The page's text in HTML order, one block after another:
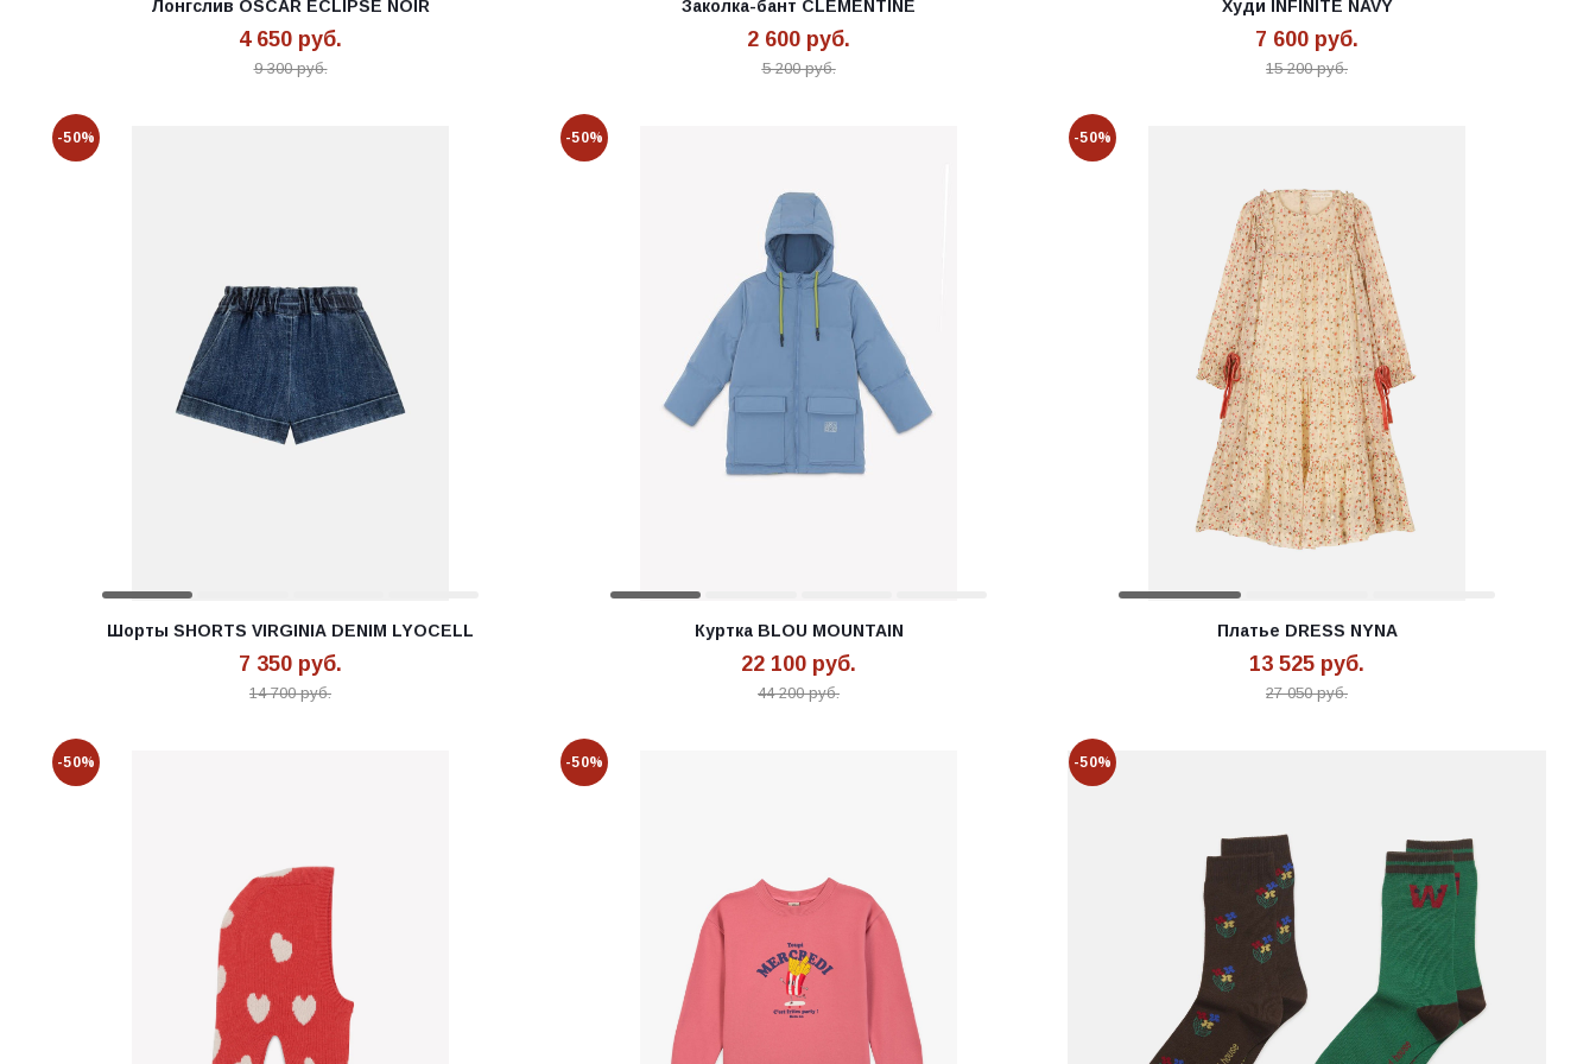
Лонгслив OSCAR ECLIPSE NOIR
4 650 руб.
9 300руб.
Заколка-бант CLEMENTINE
2 600 руб.
5 200руб.
Худи INFINITE NAVY
7 600 руб.
15 200руб.
-50%
Шорты SHORTS VIRGINIA DENIM LYOCELL
7 350 руб.
14 700руб.
-50%
Куртка BLOU MOUNTAIN
22 100 руб.
44 200руб.
-50%
Платье DRESS NYNA
13 525 руб.
27 050руб.
-50% -50% -50%